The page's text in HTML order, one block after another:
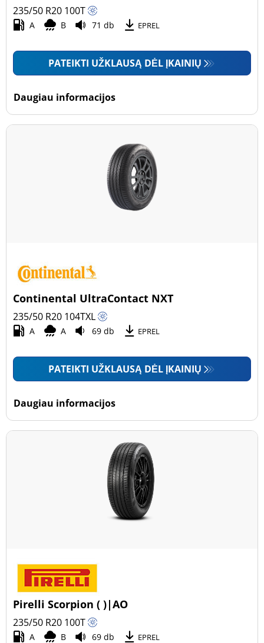
235/50 R20 100T
A B 71 db EPREL
PATEIKTI UŽKLAUSĄ DĖL ĮKAINIŲ
Daugiau informacijos
Continental UltraContact NXT
235/50 R20 104TXL
A A 69 db EPREL
PATEIKTI UŽKLAUSĄ DĖL ĮKAINIŲ
Daugiau informacijos
Pirelli Scorpion ( )|AO
235/50 R20 100T
A B 69 db EPREL